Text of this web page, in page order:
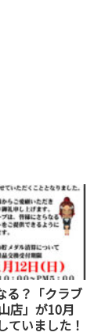
る？「クラブ
店」が10月
ていました！